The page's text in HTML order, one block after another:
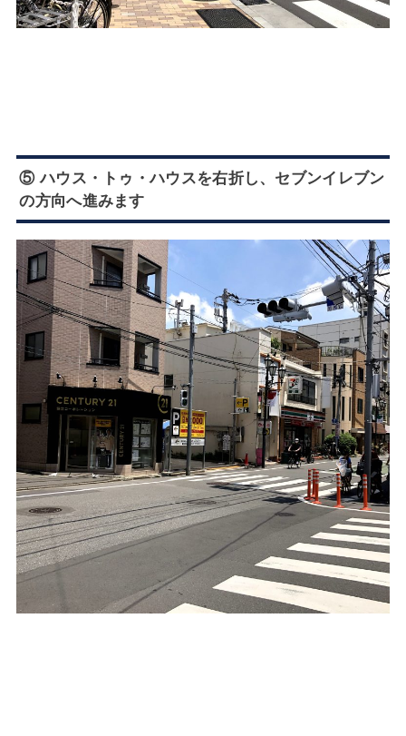
⑤ ハウス・トゥ・ハウスを右折し、セブンイレブン
の方向へ進みます